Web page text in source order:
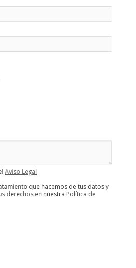
Aviso Legal
que hacemos de tus datos y
derechos en nuestra Política de